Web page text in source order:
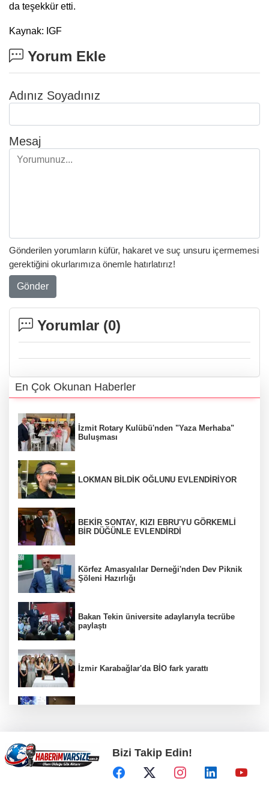
da teşekkür etti.
Kaynak: IGF
Yorum Ekle
Adınız Soyadınız
Mesaj
Gönderilen yorumların küfür, hakaret ve suç unsuru içermemesi
gerektiğini okurlarımıza önemle hatırlatırız!
Gönder
Yorumlar (0)
En Çok Okunan Haberler
İzmit Rotary Kulübü'nden "Yaza Merhaba"
Buluşması
LOKMAN BİLDİK OĞLUNU EVLENDİRİYOR
BEKİR SONTAY, KIZI EBRU'YU GÖRKEMLİ
BİR DÜĞÜNLE EVLENDİRDİ
Körfez Amasyalılar Derneği'nden Dev Piknik
Şöleni Hazırlığı
Bakan Tekin üniversite adaylarıyla tecrübe
paylaştı
İzmir Karabağlar'da BİO fark yarattı
Ankara Keçiören'de Yaz Kur'an kurslarına
ikram desteği
Bizi Takip Edin!